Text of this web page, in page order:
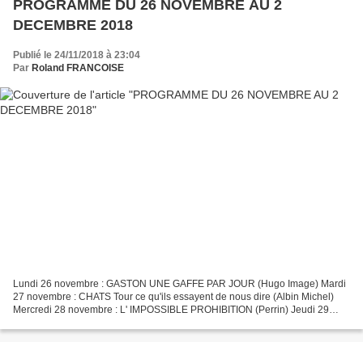
PROGRAMME DU 26 NOVEMBRE AU 2
DECEMBRE 2018
Publié le 24/11/2018 à 23:04
Par Roland FRANCOISE
Lundi 26 novembre : GASTON UNE GAFFE PAR JOUR (Hugo Image) Mardi
27 novembre : CHATS Tour ce qu'ils essayent de nous dire (Albin Michel)
Mercredi 28 novembre : L' IMPOSSIBLE PROHIBITION (Perrin) Jeudi 29